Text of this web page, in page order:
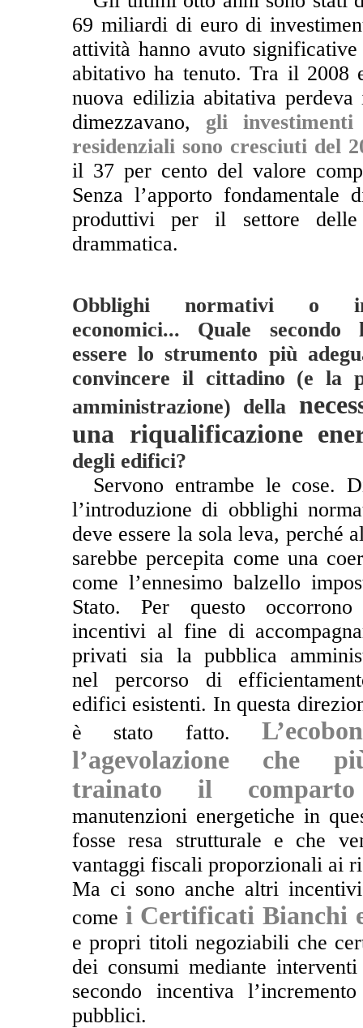
69 miliardi di euro di
attività hanno avuto
abitativo ha tenuto. Tra il
nuova edilizia abitativa
dimezzavano, gli
residenziali sono cresciuti del
il 37 per cento del valore
Senza l’apporto
produttivi per il settore delle
drammatica.
Obblighi normativi o
economici... Quale secondo
essere lo strumento più
convincere il cittadino (e la
amministrazione) della
una riqualificazione
degli edifici?
Servono entrambe le cose.
l’introduzione di obblighi
deve essere la sola leva, perché
sarebbe percepita come una
come l’ennesimo balzello
Stato. Per questo occorrono
incentivi al fine di
privati sia la pubblica
nel percorso di
edifici esistenti. In questa
è stato fatto.
l’agevolazione che
trainato il comparto
manutenzioni energetiche in
fosse resa strutturale e che
vantaggi fiscali proporzionali ai
Ma ci sono anche altri
come i Certificati Bianchi
e propri titoli negoziabili che
dei consumi mediante
secondo incentiva
pubblici.